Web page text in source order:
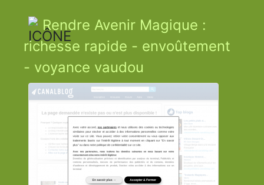
Rendre Avenir Magique :
richesse rapide - envoûtement
- voyance vaudou